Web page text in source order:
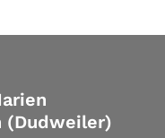
(Dudweiler)